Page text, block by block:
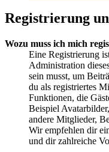
Registrierung
Wozu muss ich mich
Eine Registrierung
Administration
sein musst, um
du als registriertes
Funktionen, die
Beispiel
andere Mitglieder,
Wir empfehlen dir
und dir zahlreiche